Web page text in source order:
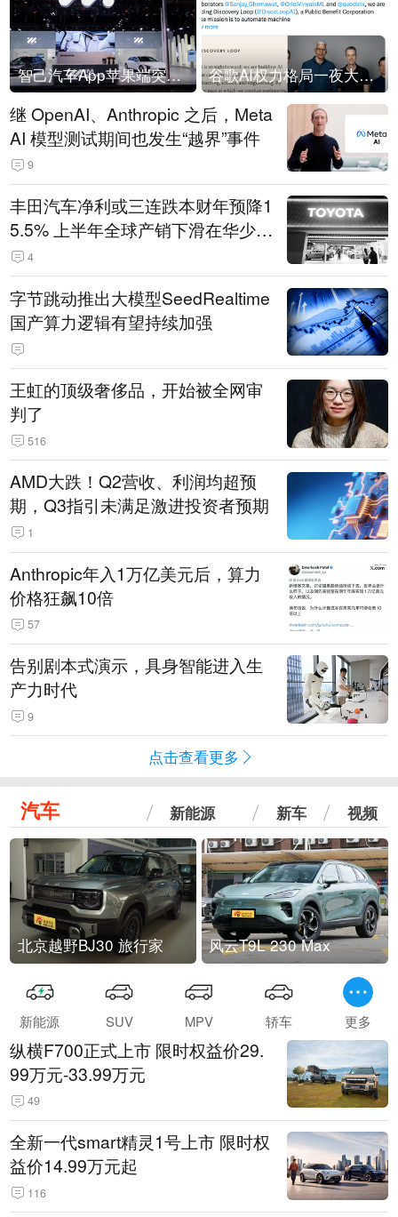
智己汽车App苹果端突然“下架” 谷歌AI权力格局一夜大洗牌
继 OpenAI、Anthropic 之后，Meta
AI 模型测试期间也发生“越界”事件
9
丰田汽车净利或三连跌本财年预降1
5.5% 上半年全球产销下滑在华少卖
14.3万辆
4
字节跳动推出大模型SeedRealtime
国产算力逻辑有望持续加强
王虹的顶级奢侈品，开始被全网审
判了
516
AMD大跌！Q2营收、利润均超预
期，Q3指引未满足激进投资者预期
1
Anthropic年入1万亿美元后，算力
价格狂飙10倍
57
告别剧本式演示，具身智能进入生
产力时代
9
点击查看更多
汽车 新能源 新车 视频
北京越野BJ30 旅行家 风云T9L 230 Max
新能源 SUV MPV 轿车 更多
纵横F700正式上市 限时权益价29.
99万元-33.99万元
49
全新一代smart精灵1号上市 限时权
益价14.99万元起
116